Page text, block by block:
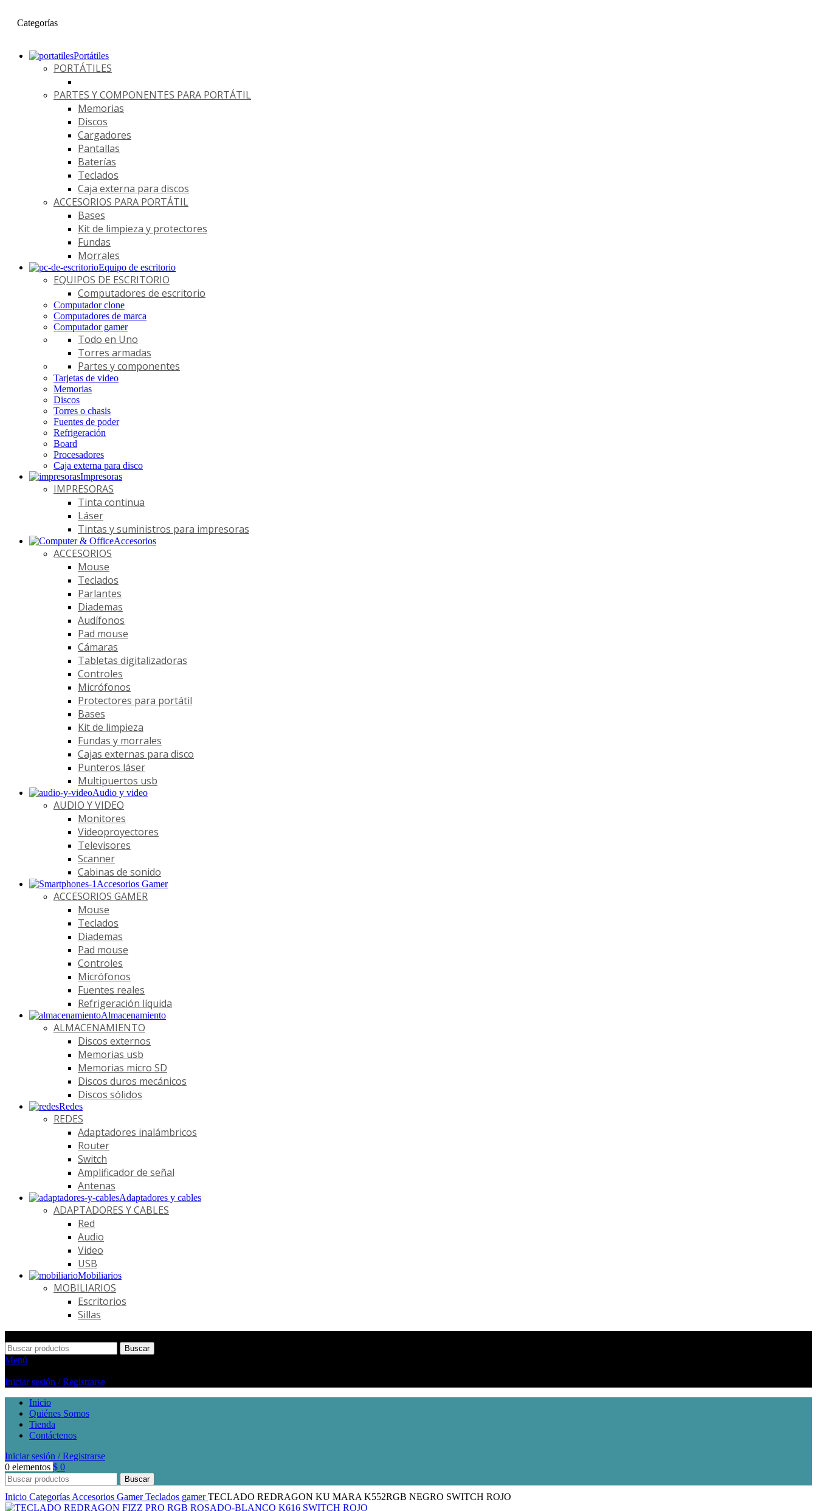
Categorías
Portátiles
PORTÁTILES
PARTES Y COMPONENTES PARA PORTÁTIL
Memorias
Discos
Cargadores
Pantallas
Baterías
Teclados
Caja externa para discos
ACCESORIOS PARA PORTÁTIL
Bases
Kit de limpieza y protectores
Fundas
Morrales
Equipo de escritorio
EQUIPOS DE ESCRITORIO
Computadores de escritorio
Computador clone
Computadores de marca
Computador gamer
Todo en Uno
Torres armadas
Partes y componentes
Tarjetas de video
Memorias
Discos
Torres o chasis
Fuentes de poder
Refrigeración
Board
Procesadores
Caja externa para disco
Impresoras
IMPRESORAS
Tinta continua
Láser
Tintas y suministros para impresoras
Accesorios
ACCESORIOS
Mouse
Teclados
Parlantes
Diademas
Audífonos
Pad mouse
Cámaras
Tabletas digitalizadoras
Controles
Micrófonos
Protectores para portátil
Bases
Kit de limpieza
Fundas y morrales
Cajas externas para disco
Punteros láser
Multipuertos usb
Audio y video
AUDIO Y VIDEO
Monitores
Videoproyectores
Televisores
Scanner
Cabinas de sonido
Accesorios Gamer
ACCESORIOS GAMER
Mouse
Teclados
Diademas
Pad mouse
Controles
Micrófonos
Fuentes reales
Refrigeración líquida
Almacenamiento
ALMACENAMIENTO
Discos externos
Memorias usb
Memorias micro SD
Discos duros mecánicos
Discos sólidos
Redes
REDES
Adaptadores inalámbricos
Router
Switch
Amplificador de señal
Antenas
Adaptadores y cables
ADAPTADORES Y CABLES
Red
Audio
Video
USB
Mobiliarios
MOBILIARIOS
Escritorios
Sillas
Buscar
Menú
Iniciar sesión / Registrarse
Inicio
Quiénes Somos
Tienda
Contáctenos
Iniciar sesión / Registrarse
0 elementos $ 0
Buscar
Inicio Categorías Accesorios GamerTeclados gamerTECLADO REDRAGON KU MARA K552RGB NEGRO SWITCH ROJO